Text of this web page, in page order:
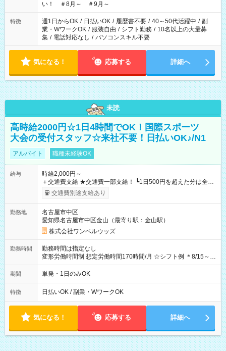
い！ ＃8月～ ＃9月～
特徴 週1日からOK / 日払いOK / 履歴書不要 / 40～50代活躍中 / 副
業・WワークOK / 服装自由 / シフト勤務 / 10名以上の大量募
集 / 電話対応なし / パソコンスキル不要
気になる！ 応募する 詳細へ
未読
高時給2000円☆1日4時間でOK！国際スポーツ
大会の受付スタッフ☆来社不要！日払いOK♪/N1
アルバイト 職種未経験OK
給与
時給2,000円～
＋交通費支給 ★交通費一部支給！ ┗1日500円を超えた分は全額
支給！ ※往復500円以内の方は自己負担となります ★日払い
OK！（規定あり） ┗働いたその日に現金GET♪ お仕事後はコン
期間なし
交通費別途支給あり
勤務地
名古屋市中区
愛知県名古屋市中区金山（最寄り駅：金山駅）
株式会社ワンベルウッズ
勤務時間
勤務時間は指定なし
変形労働時間制 想定労働時間170時間/月 ☆シフト例 ＊8/15～
10/26 全日共通 08：00～12：00 17：00～21：00 ＊8/31
～9/19のみ下記シフトもあります！ 12：00～16：00 ＊9/6～
00
期間 単発・1日のみOK
特徴 日払いOK / 副業・WワークOK
気になる！ 応募する 詳細へ